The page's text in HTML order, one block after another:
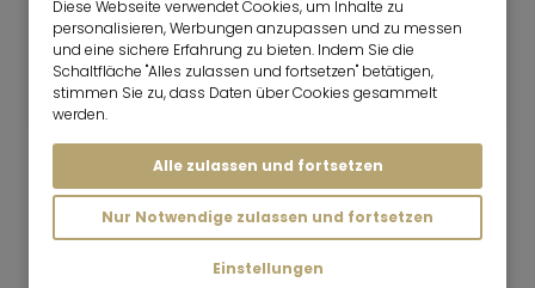
2 Zimmer
53 m²
München-Neuhausen
2.180
€/Monat
Diese Webseite verwendet Cookies, um Inhalte zu
personalisieren, Werbungen anzupassen und zu messen
und eine sichere Erfahrung zu bieten. Indem Sie die
Schaltfläche "Alles zulassen und fortsetzen" betätigen,
stimmen Sie zu, dass Daten über Cookies gesammelt
werden.
Alle zulassen und fortsetzen
Nur Notwendige zulassen und fortsetzen
Einstellungen